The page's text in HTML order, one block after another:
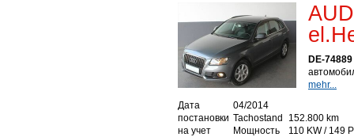
DE-
mehr...
Дата
постановки
на учет
04/2014
Tachostand
152.800 km
Мощность
110 KW / 149